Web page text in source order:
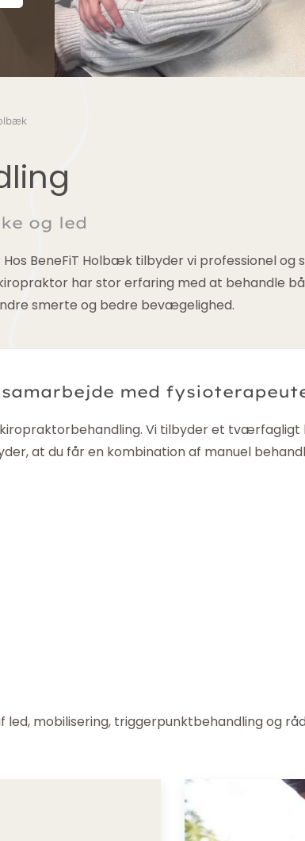
og led
BeneFiT Holbæk tilbyder vi professionel
har stor erfaring med at behandle
smerte og bedre bevægelighed.
med
Vi tilbyder et
at du får en kombination af manuel
mobilisering, triggerpunktbehandling og